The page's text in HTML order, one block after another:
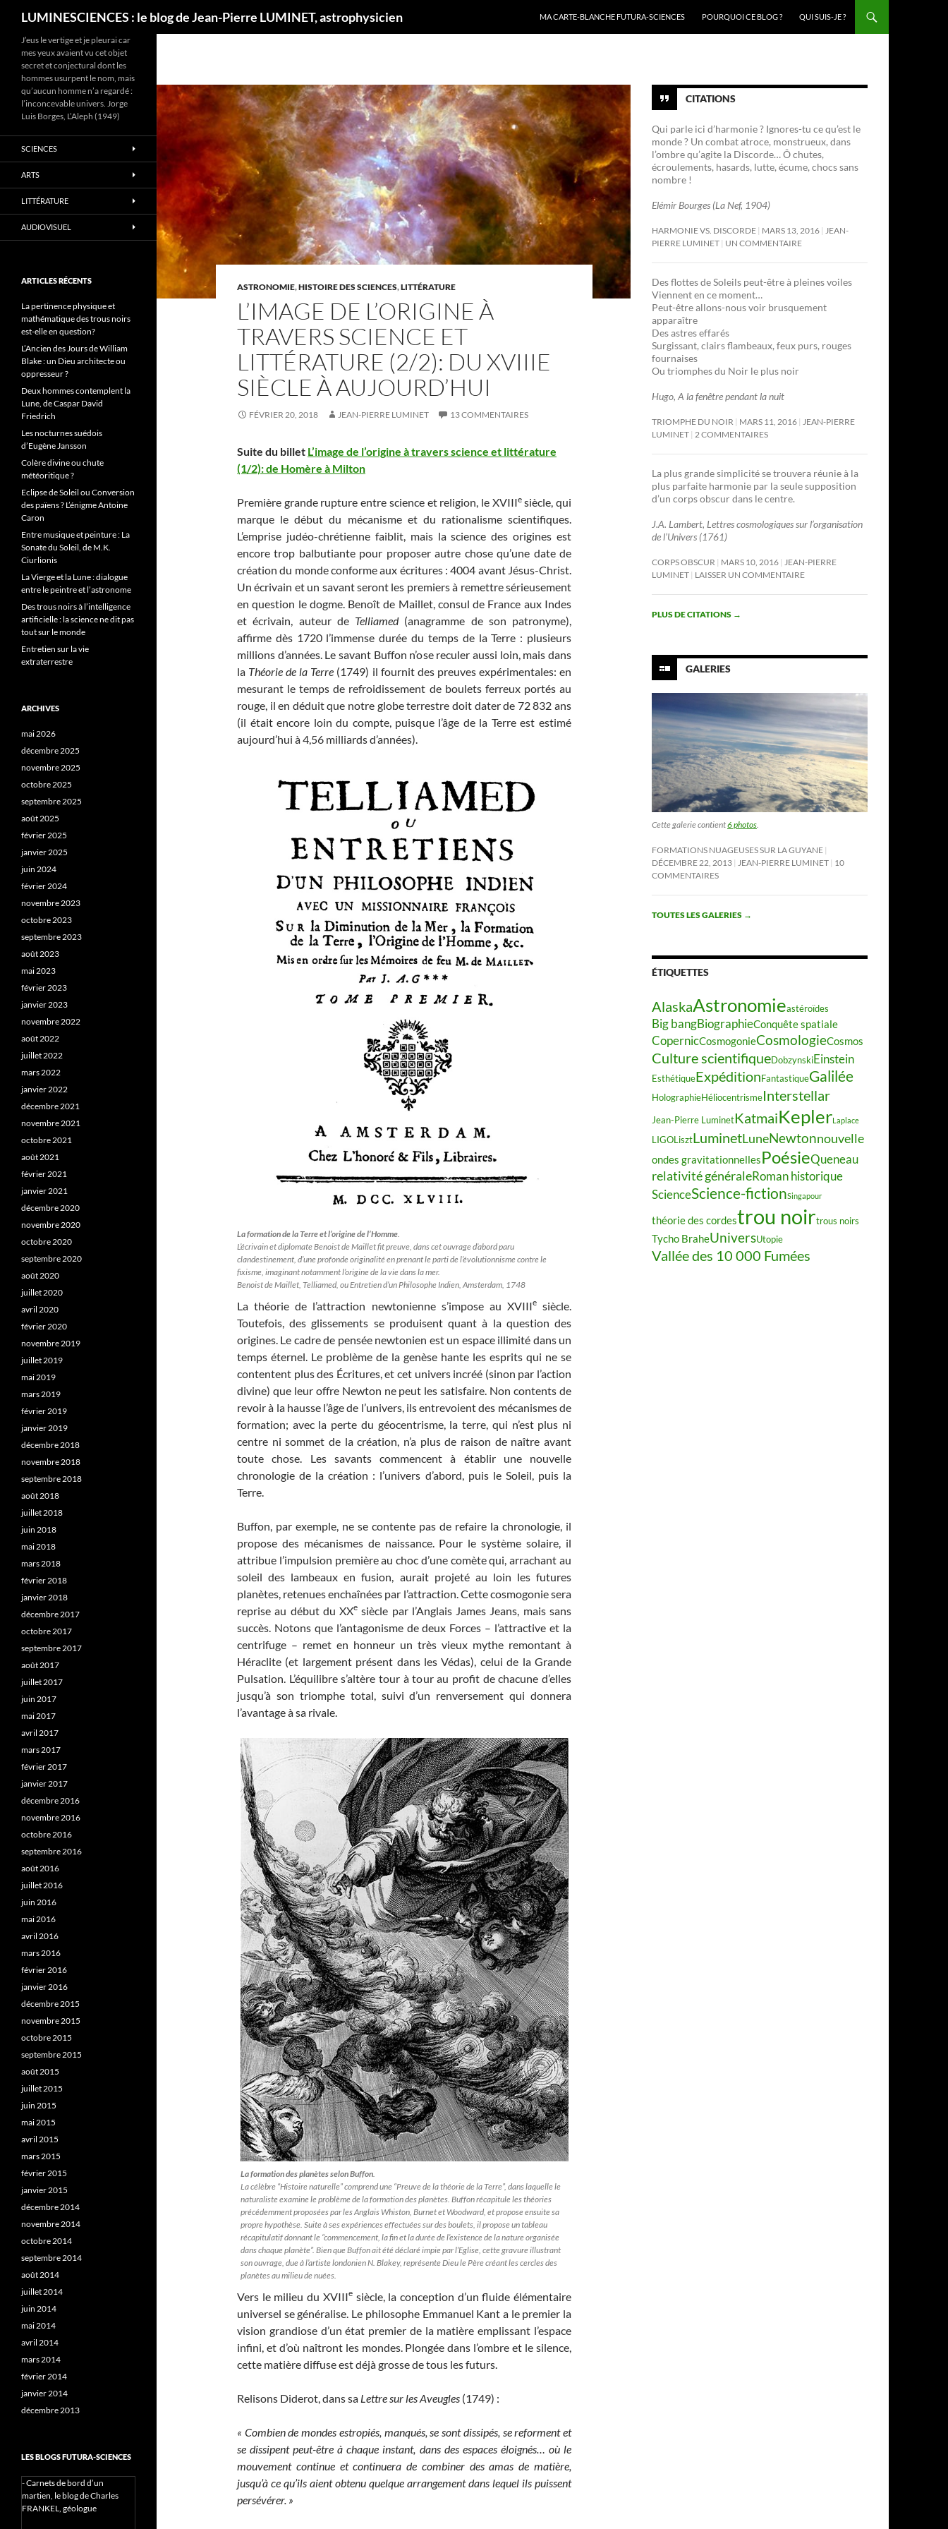
LUMINESCIENCES : le blog de Jean-Pierre LUMINET, astrophysicien
MA CARTE-BLANCHE FUTURA-SCIENCES
POURQUOI CE BLOG ? QUI SUIS-JE ?
ASTRONOMIE,HISTOIRE DES SCIENCES,LITTÉRATURE
L’IMAGE DE L’ORIGINE À
TRAVERS SCIENCE ET
LITTÉRATURE (2/2): DU XVIIIE
SIÈCLE À AUJOURD’HUI
FÉVRIER 20, 2018 JEAN-PIERRE LUMINET 13 COMMENTAIRES
Suite du billet L’image de l’origine à travers science et littérature
(1/2): de Homère à Milton
Première grande rupture entre science et religion, le XVIIIesiècle, qui
marque le début du mécanisme et du rationalisme scientifiques.
L’emprise judéo-chrétienne faiblit, mais la science des origines est
encore trop balbutiante pour proposer autre chose qu’une date de
création du monde conforme aux écritures : 4004 avant Jésus-Christ.
Un écrivain et un savant seront les premiers à remettre sérieusement
en question le dogme. Benoît de Maillet, consul de France aux Indes
et écrivain, auteur de Telliamed (anagramme de son patronyme),
affirme dès 1720 l’immense durée du temps de la Terre : plusieurs
millions d’années. Le savant Buffon n’ose reculer aussi loin, mais dans
la Théorie de la Terre (1749) il fournit des preuves expérimentales: en
mesurant le temps de refroidissement de boulets ferreux portés au
rouge, il en déduit que notre globe terrestre doit dater de 72 832 ans
(il était encore loin du compte, puisque l’âge de la Terre est estimé
aujourd’hui à 4,56 milliards d’années).
La formation de la Terre et l’origine de l’Homme
L’écrivain et diplomate Benoist de Maillet fit preuve, dans cet ouvrage d’abord paru
clandestinement, d’une profonde originalité en prenant le parti de l’évolutionnisme contre le
fixisme, imaginant notamment l’origine de la vie dans la mer.
Benoist de Maillet, Telliamed, ou Entretien d’un Philosophe Indien, Amsterdam, 1748
La théorie de l’attraction newtonienne s’impose au XVIIIesiècle.
Toutefois, des glissements se produisent quant à la question des
origines. Le cadre de pensée newtonien est un espace illimité dans un
temps éternel. Le problème de la genèse hante les esprits qui ne se
contentent plus des Écritures, et cet univers incréé (sinon par l’action
divine) que leur offre Newton ne peut les satisfaire. Non contents de
revoir à la hausse l’âge de l’univers, ils entrevoient des mécanismes de
formation; avec la perte du géocentrisme, la terre, qui n’est plus ni
centre ni sommet de la création, n’a plus de raison de naître avant
toute chose. Les savants commencent à établir une nouvelle
chronologie de la création : l’univers d’abord, puis le Soleil, puis la
Terre.
Buffon, par exemple, ne se contente pas de refaire la chronologie, il
propose des mécanismes de naissance. Pour le système solaire, il
attribue l’impulsion première au choc d’une comète qui, arrachant au
soleil des lambeaux en fusion, aurait projeté au loin les futures
planètes, retenues enchaînées par l’attraction. Cette cosmogonie sera
reprise au début du XXe siècle par l’Anglais James Jeans, mais sans
succès. Notons que l’antagonisme de deux Forces – l’attractive et la
centrifuge – remet en honneur un très vieux mythe remontant à
Héraclite (et largement présent dans les Védas), celui de la Grande
Pulsation. L’équilibre s’altère tour à tour au profit de chacune d’elles
jusqu’à son triomphe total, suivi d’un renversement qui donnera
l’avantage à sa rivale.
La formation des planètes selon Buffon.
La célèbre “Histoire naturelle” comprend une “Preuve de la théorie de la Terre”, dans laquelle le
naturaliste examine le problème de la formation des planètes. Buffon récapitule les théories
précédemment proposées par les Anglais Whiston, Burnet et Woodward, et propose ensuite sa
propre hypothèse. Suite à ses expériences effectuées sur des boulets, il propose un tableau
récapitulatif donnant le “commencement, la fin et la durée de l’existence de la nature organisée
dans chaque planète”. Bien que Buffon ait été déclaré impie par l’Eglise, cette gravure illustrant
son ouvrage, due à l’artiste londonien N. Blakey, représente Dieu le Père créant les cercles des
planètes au milieu de nuées.
Vers le milieu du XVIIIesiècle, la conception d’un fluide élémentaire
universel se généralise. Le philosophe Emmanuel Kant a le premier la
vision grandiose d’un état premier de la matière emplissant l’espace
infini, et d’où naîtront les mondes. Plongée dans l’ombre et le silence,
cette matière diffuse est déjà grosse de tous les futurs.
Relisons Diderot, dans sa Lettre sur les Aveugles (1749) :
« Combien de mondes estropiés, manqués, se sont dissipés, se reforment et
se dissipent peut-être à chaque instant, dans des espaces éloignés… où le
mouvement continue et continuera de combiner des amas de matière,
jusqu’à ce qu’ils aient obtenu quelque arrangement dans lequel ils puissent
persévérer. »
CITATIONS
Qui parle ici d’harmonie ? Ignores-tu ce qu’est le
monde ? Un combat atroce, monstrueux, dans
l’ombre qu’agite la Discorde… Ô chutes,
écroulements, hasards, lutte, écume, chocs sans
nombre !
Elémir Bourges (La Nef, 1904)
HARMONIE VS. DISCORDE MARS 13, 2016 JEAN-
PIERRE LUMINET UN COMMENTAIRE
Des flottes de Soleils peut-être à pleines voiles
Viennent en ce moment…
Peut-être allons-nous voir brusquement
apparaître
Des astres effarés
Surgissant, clairs flambeaux, feux purs, rouges
fournaises
Ou triomphes du Noir le plus noir
Hugo, A la fenêtre pendant la nuit
TRIOMPHE DU NOIR MARS 11, 2016 JEAN-PIERRE
LUMINET 2 COMMENTAIRES
La plus grande simplicité se trouvera réunie à la
plus parfaite harmonie par la seule supposition
d’un corps obscur dans le centre.
J.A. Lambert, Lettres cosmologiques sur l’organisation
de l’Univers (1761)
CORPS OBSCUR MARS 10, 2016 JEAN-PIERRE
LUMINET LAISSER UN COMMENTAIRE
PLUS DE CITATIONS →
GALERIES
Cette galerie contient6 photos.
FORMATIONS NUAGEUSES SUR LA GUYANE
DÉCEMBRE 22, 2013 JEAN-PIERRE LUMINET 10
COMMENTAIRES
TOUTES LES GALERIES →
ÉTIQUETTES
AlaskaAstronomieastéroïdes
Big bangBiographieConquête spatiale
CopernicCosmogonieCosmologieCosmos
Culture scientifiqueDobzynskiEinstein
EsthétiqueExpéditionFantastiqueGalilée
HolographieHéliocentrismeInterstellar
Jean-Pierre LuminetKatmaiKeplerLaplace
LIGOLisztLuminetLuneNewtonnouvelle
ondes gravitationnellesPoésieQueneau
relativité généraleRoman historique
ScienceScience-fictionSingapour
théorie des cordestrou noirtrous noirs
Tycho BraheUniversUtopie
Vallée des 10 000 Fumées
J’eus le vertige et je pleurai car
mes yeux avaient vu cet objet
secret et conjectural dont les
hommes usurpent le nom, mais
qu’aucun homme n’a regardé :
l’inconcevable univers. Jorge
Luis Borges, L’Aleph (1949)
SCIENCES
ARTS
LITTÉRATURE
AUDIOVISUEL
ARTICLES RÉCENTS
La pertinence physique et
mathématique des trous noirs
est-elle en question?
L’Ancien des Jours de William
Blake : un Dieu architecte ou
oppresseur ?
Deux hommes contemplent la
Lune, de Caspar David
Friedrich
Les nocturnes suédois
d’Eugène Jansson
Colère divine ou chute
météoritique ?
Eclipse de Soleil ou Conversion
des païens ? L’énigme Antoine
Caron
Entre musique et peinture : La
Sonate du Soleil, de M.K.
Ciurlionis
La Vierge et la Lune : dialogue
entre le peintre et l’astronome
Des trous noirs à l’intelligence
artificielle : la science ne dit pas
tout sur le monde
Entretien sur la vie
extraterrestre
ARCHIVES
mai 2026
décembre 2025
novembre 2025
octobre 2025
septembre 2025
août 2025
février 2025
janvier 2025
juin 2024
février 2024
novembre 2023
octobre 2023
septembre 2023
août 2023
mai 2023
février 2023
janvier 2023
novembre 2022
août 2022
juillet 2022
mars 2022
janvier 2022
décembre 2021
novembre 2021
octobre 2021
août 2021
février 2021
janvier 2021
décembre 2020
novembre 2020
octobre 2020
septembre 2020
août 2020
juillet 2020
avril 2020
février 2020
novembre 2019
juillet 2019
mai 2019
mars 2019
février 2019
janvier 2019
décembre 2018
novembre 2018
septembre 2018
août 2018
juillet 2018
juin 2018
mai 2018
mars 2018
février 2018
janvier 2018
décembre 2017
octobre 2017
septembre 2017
août 2017
juillet 2017
juin 2017
mai 2017
avril 2017
mars 2017
février 2017
janvier 2017
décembre 2016
novembre 2016
octobre 2016
septembre 2016
août 2016
juillet 2016
juin 2016
mai 2016
avril 2016
mars 2016
février 2016
janvier 2016
décembre 2015
novembre 2015
octobre 2015
septembre 2015
août 2015
juillet 2015
juin 2015
mai 2015
avril 2015
mars 2015
février 2015
janvier 2015
décembre 2014
novembre 2014
octobre 2014
septembre 2014
août 2014
juillet 2014
juin 2014
mai 2014
avril 2014
mars 2014
février 2014
janvier 2014
décembre 2013
LES BLOGS FUTURA-SCIENCES
-Carnets de bord d’un
martien, le blog de Charles
FRANKEL, géologue